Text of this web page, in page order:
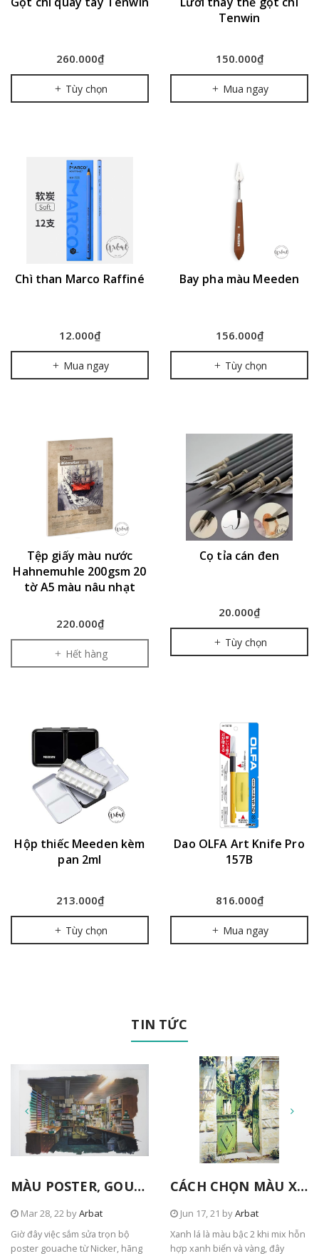
260.000₫
Tùy chọn
Tenwin
150.000₫
Mua ngay
Chì than Marco Raffiné
12.000₫
Mua ngay
Bay pha màu Meeden
156.000₫
Tùy chọn
Tệp giấy màu nước
Hahnemuhle 200gsm 20
tờ A5 màu nâu nhạt
220.000₫
Hết hàng
Cọ tỉa cán đen
20.000₫
Tùy chọn
Hộp thiếc Meeden kèm
pan 2ml
213.000₫
Tùy chọn
Dao OLFA Art Knife Pro
157B
816.000₫
Mua ngay
TIN TỨC
MÀU POSTER, GOUACHE TỪ NICKER
Mar 28, 22 byArbat
Giờ đây việc sắm sửa trọn bộ
poster gouache từ Nicker, hãng
CÁCH CHỌN MÀU XANH TRONG TRANH
Jun 17, 21 byArbat
Xanh lá là màu bậc 2 khi mix hỗn
hợp xanh biển và vàng, đây